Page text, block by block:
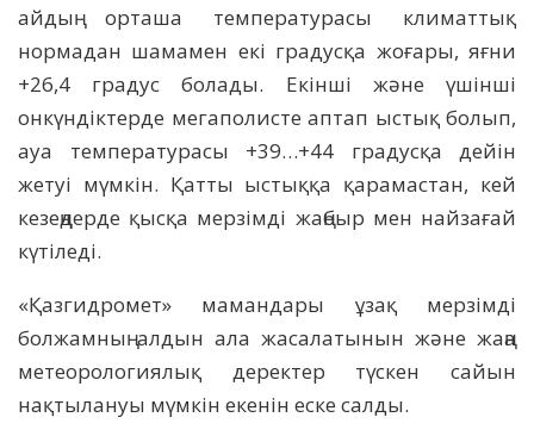
айдың орташа температурасы климаттық
нормадан шамамен екі градусқа жоғары, яғни
+26,4 градус болады. Екінші және үшінші
онкүндіктерде мегаполисте аптап ыстық болып,
ауа температурасы +39…+44 градусқа дейін
жетуі мүмкін. Қатты ыстыққа қарамастан, кей
кезеңдерде қысқа мерзімді жаңбыр мен найзағай
күтіледі.
«Қазгидромет» мамандары ұзақ мерзімді
болжамның алдын ала жасалатынын және жаңа
метеорологиялық деректер түскен сайын
нақтылануы мүмкін екенін еске салды.